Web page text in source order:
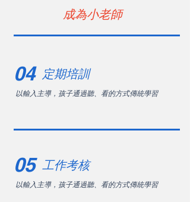
成為小老師
04 定期培訓
以輸入主導，孩子通過聽、看的方式傳統學習
05 工作考核
以輸入主導，孩子通過聽、看的方式傳統學習